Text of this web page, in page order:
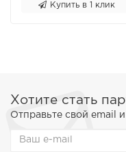
Купить в 1 клик
Хотите стать
Отправьте свой email